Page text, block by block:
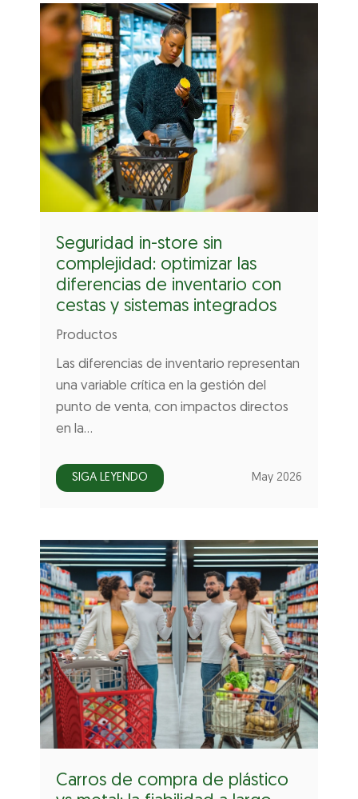
Seguridad in-store sin
complejidad: optimizar las
diferencias de inventario con
cestas y sistemas integrados
Productos
Las diferencias de inventario representan
una variable crítica en la gestión del
punto de venta, con impactos directos
en la…
SIGA LEYENDO May 2026
Carros de compra de plástico